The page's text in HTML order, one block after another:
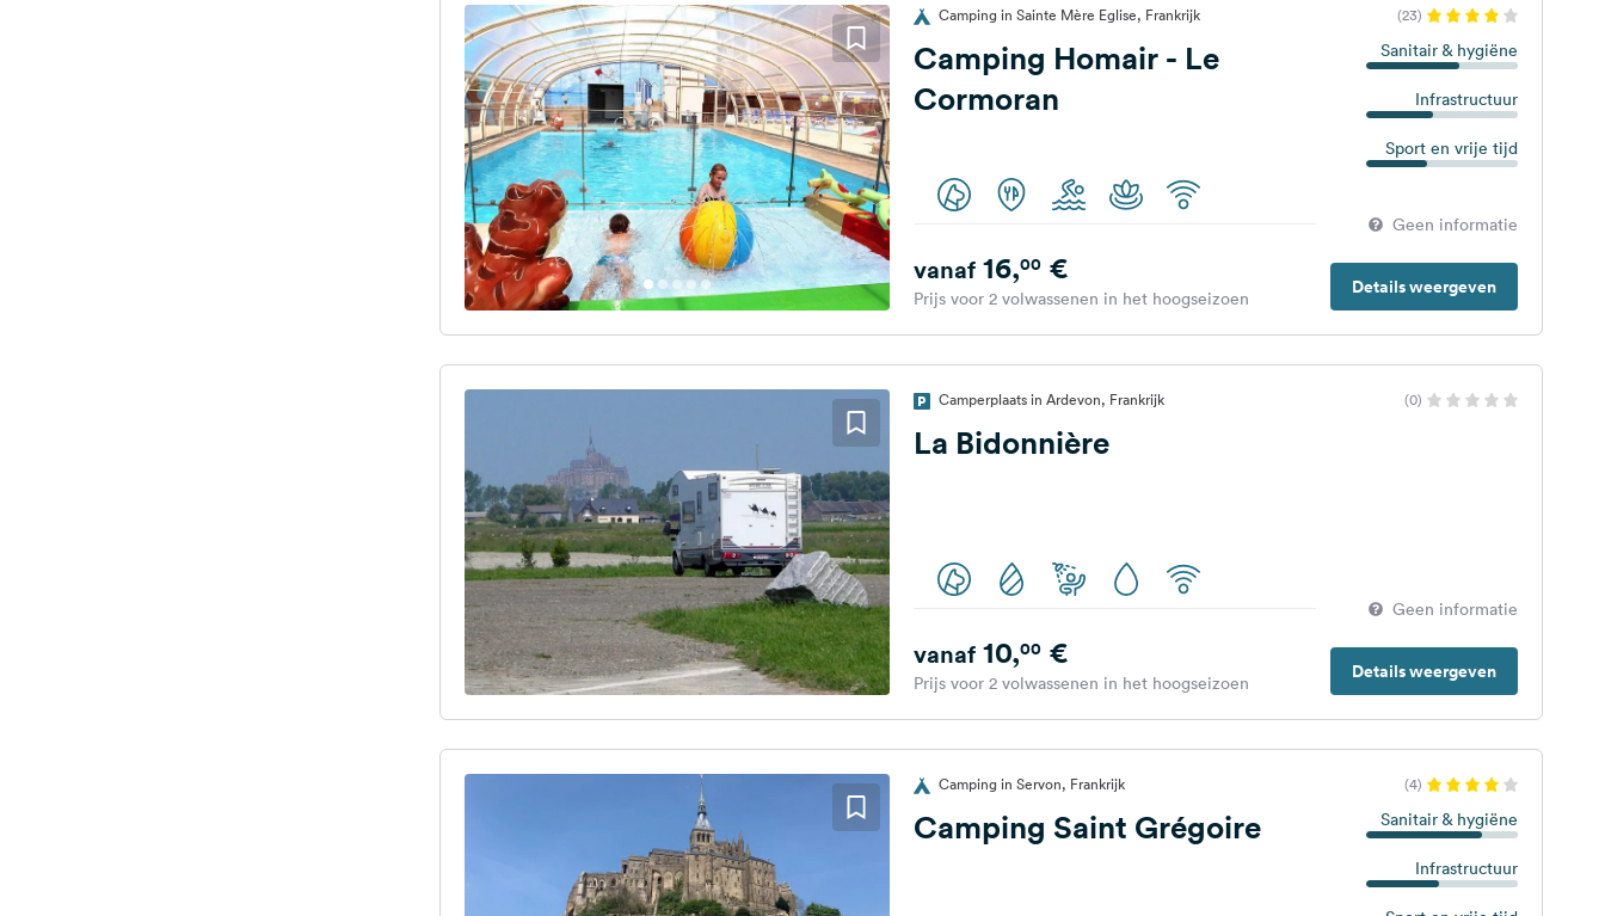
Camping in Sainte Mère Eglise, Frankrijk (23)
Camping Homair - Le
Cormoran
Sanitair & hygiëne
Infrastructuur
Sport en vrije tijd
Geen informatie
Details weergeven
vanaf16,00€
Prijs voor 2 volwassenen in het hoogseizoen
Camperplaats in Ardevon, Frankrijk (0)
La Bidonnière
Geen informatie
Details weergeven
vanaf10,00€
Prijs voor 2 volwassenen in het hoogseizoen
Camping in Servon, Frankrijk (4)
Camping Saint Grégoire Sanitair & hygiëne
Infrastructuur